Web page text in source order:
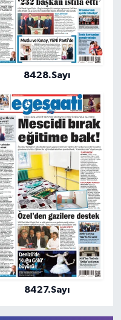
8428.Sayı
8427.Sayı